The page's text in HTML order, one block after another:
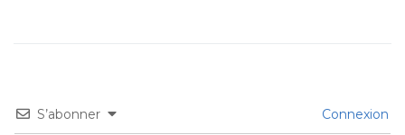
S’abonner Connexion